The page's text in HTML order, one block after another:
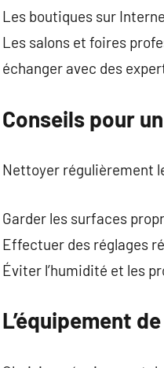
Les boutiques sur
Les salons et foires
échanger avec des
Conseils pour
Nettoyer régulièrement
Garder les surfaces
Effectuer des réglages
Éviter l’humidité et les
L’équipement